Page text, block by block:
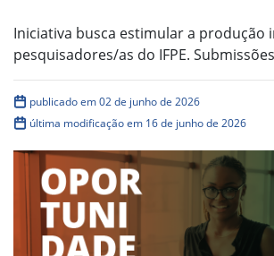
Iniciativa busca estimular a produção
pesquisadores/as do IFPE.
publicado em 02 de junho de 2026
última modificação em 16 de junho de 2026